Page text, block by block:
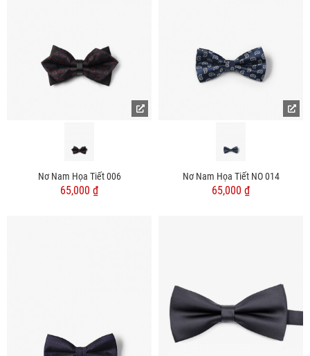
Nơ Nam Họa Tiết 006
65,000 ₫
Nơ Nam Họa Tiết NO 014
65,000 ₫